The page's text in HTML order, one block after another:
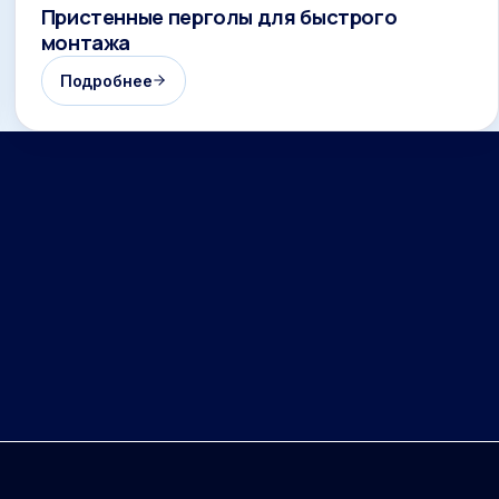
Пристенные перголы для быстрого
монтажа
Подробнее